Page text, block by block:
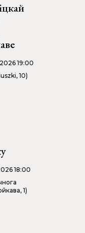
19:00
10)
18:00
1)